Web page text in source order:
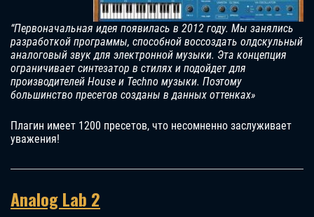
“Первоначальная идея появилась в 2012 году. Мы занялись
разработкой программы, способной воссоздать олдскульный
аналоговый звук для электронной музыки. Эта концепция
ограничивает синтезатор в стилях и подойдет для
производителей House и Techno музыки. Поэтому
большинство пресетов созданы в данных оттенках»
Плагин имеет 1200 пресетов, что несомненно заслуживает
уважения!
Analog Lab 2